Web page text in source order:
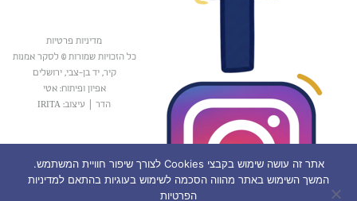
מדיניות פרטיות
כל הזכויות שמורות © לסקר אמנות
קיר, יד בן-צבי, ירושלים
אפיון ופיתוח: אטי
הדר
עיצוב: IRITA
אתר זה עושה שימוש בקבצי Cookies לצורך שיפור חוויית המשתמש.
המשך השימוש באתר מהווה הסכמה לשימוש בעוגיות בהתאם למדיניות
הפרטיות